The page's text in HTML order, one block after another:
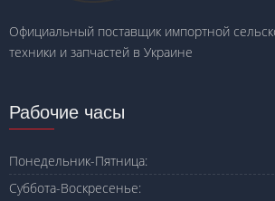
Официальный поставщик импортной
техники и запчастей в Украине
Рабочие часы
Понедельник-Пятница:
Суббота-Воскресенье: